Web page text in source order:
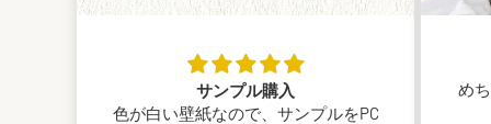
サンプル購入
色が白い壁紙なので、サンプルをPC
め